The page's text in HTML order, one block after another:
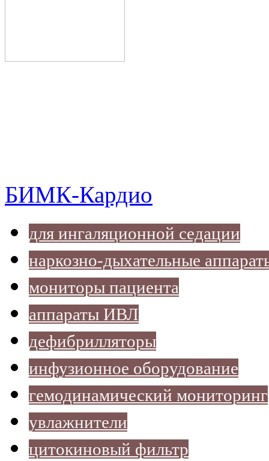
БИМК-Кардио
для ингаляционной седации
наркозно-дыхательные
мониторы пациента
аппараты ИВЛ
дефибрилляторы
инфузионное оборудование
гемодинамический мониторинг
увлажнители
цитокиновый фильтр